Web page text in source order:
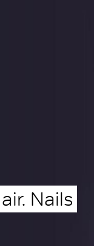
Nails